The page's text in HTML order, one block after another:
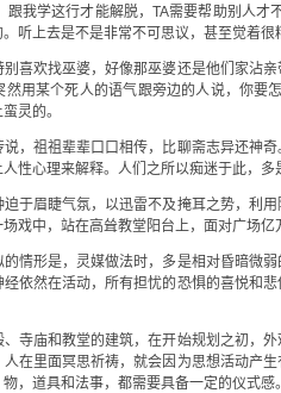
跟我学这行才能解脱，TA需要帮助别人
听上去是不是非常不可思议，甚至觉着很
喜欢找巫婆，好像那巫婆还是他们家沾
然用某个死人的语气跟旁边的人说，你要
灵的。
，祖祖辈辈口口相传，比聊斋志异还神
性心理来解释。人们之所以痴迷于此，
于眉睫气氛，以迅雷不及掩耳之势，利
场戏中，站在高耸教堂阳台上，面对广场
情形是，灵媒做法时，多是相对昏暗微
依然在活动，所有担忧的恐惧的喜悦和
寺庙和教堂的建筑，在开始规划之初，
在里面冥思祈祷，就会因为思想活动产
，道具和法事，都需要具备一定的仪式